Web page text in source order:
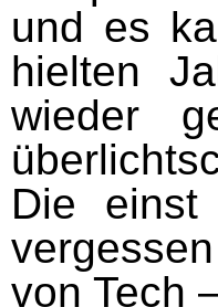
und es
hielten
wieder
Die einst
von Tech